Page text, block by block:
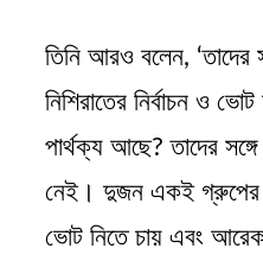
তিনি আরও বলেন, ‘তাদের
নিশিরাতের নির্বাচন ও
পার্থক্য আছে? তাদের
নেই। দুজন একই
ভোট নিতে চায় এবং